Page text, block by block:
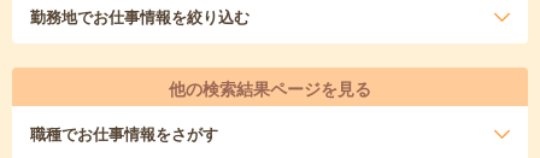
勤務地でお仕事情報を絞り込む
他の検索結果ページを見る
職種でお仕事情報をさがす